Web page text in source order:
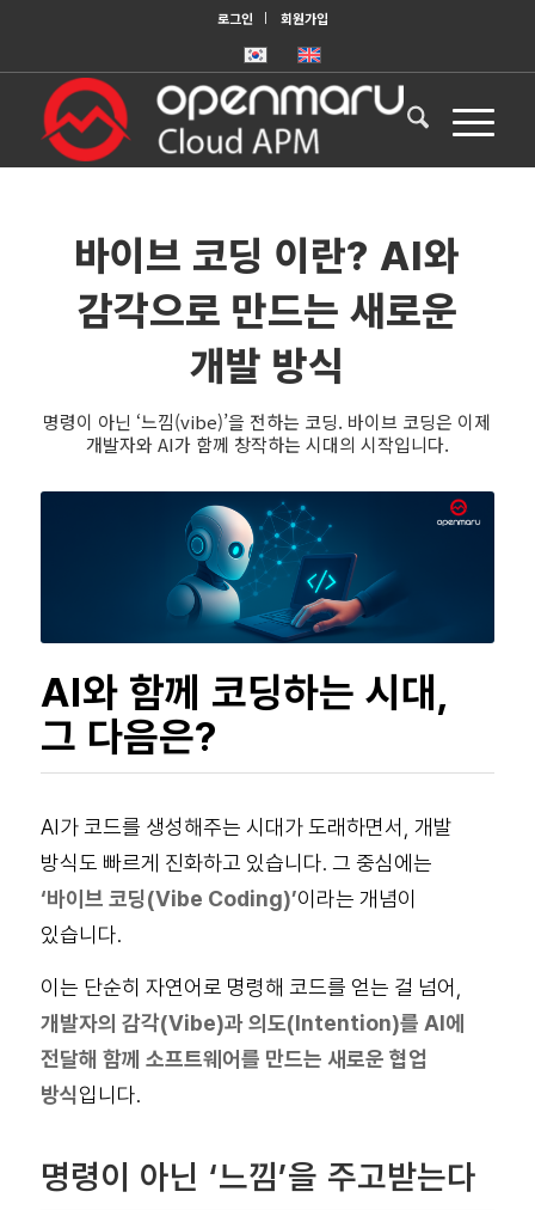
로그인 회원가입
바이브 코딩 이란? AI와
감각으로 만드는 새로운
개발 방식
명령이 아닌 ‘느낌(vibe)’을 전하는 코딩. 바이브 코딩은 이제
개발자와 AI가 함께 창작하는 시대의 시작입니다.
AI와 함께 코딩하는 시대,
그 다음은?
AI가 코드를 생성해주는 시대가 도래하면서, 개발
방식도 빠르게 진화하고 있습니다. 그 중심에는
‘바이브 코딩(Vibe Coding)’이라는 개념이
있습니다.
이는 단순히 자연어로 명령해 코드를 얻는 걸 넘어,
개발자의 감각(Vibe)과 의도(Intention)를 AI에
전달해 함께 소프트웨어를 만드는 새로운 협업
방식입니다.
명령이 아닌 ‘느낌’을 주고받는다